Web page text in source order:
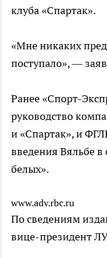
клуба «Спартак».
«Мне никаких
поступало», —
Ранее «Спорт-
руководство
и «Спартак», и
введения Вяльбе в
белых».
www.adv.rbc.ru
По сведениям
вице-президент